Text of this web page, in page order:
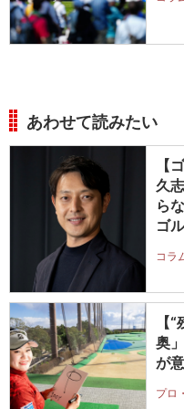
あわせて読みたい
【
久
ら
ゴ
コラ
【
奥
が
プロ